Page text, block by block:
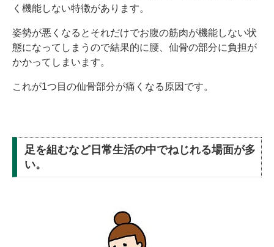
く機能しない特徴があります。
姿勢が悪くなるとそれだけでお腹の筋肉が機能しない状
態になってしまうので結果的に腰、仙骨の部分に負担が
かかってしまいます。
これが1つ目の仙骨部分が痛くなる原因です。
足を組むなど日常生活の中でねじれる場面が多
い。